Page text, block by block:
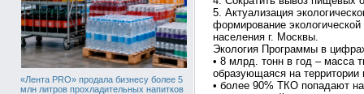
«Лента PRO» продала бизнесу более 5
млн литров прохладительных напитков
5. Актуализация
формирование экологической
населения г. Москвы.
Экология Программы в
• 8 млрд. тонн в год – масса
образующаяся на территории
• более 90% ТКО попадают